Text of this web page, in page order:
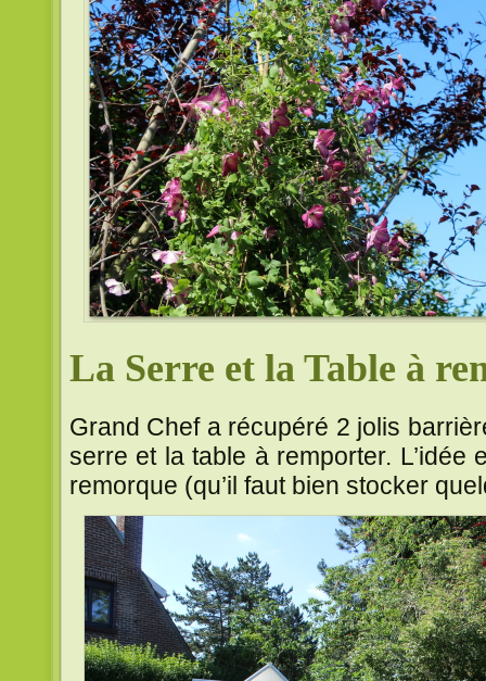
La Serre et la Table à
Grand Chef a récupéré 2 jolis
serre et la table à remporter.
remorque (qu’il faut bien stocker